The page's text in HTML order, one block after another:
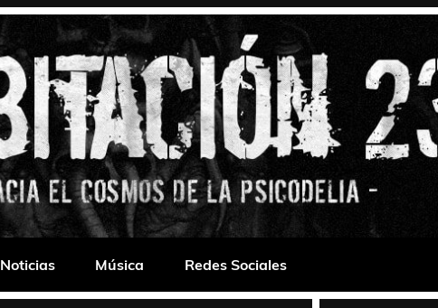
Noticias Música Redes Sociales